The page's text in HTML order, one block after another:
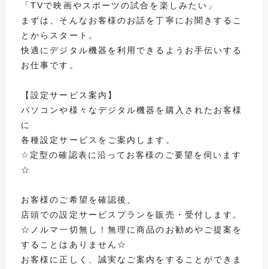
「TVで映画やスポーツの試合を楽しみたい」
まずは、そんなお客様のお話を丁寧にお聞きするこ
とからスタート。
快適にデジタル機器を利用できるようお手伝いする
お仕事です。
【設定サービス案内】
パソコンや様々なデジタル機器を購入されたお客様
に
各種設定サービスをご案内します。
☆定型の確認表に沿ってお客様のご要望を伺います
☆
お客様のご希望を確認後、
店頭での設定サービスプランを販売・受付します。
☆ノルマ一切無し！無理に商品のお勧めやご提案を
することはありません☆
お客様に正しく、誠実なご案内をすることができま